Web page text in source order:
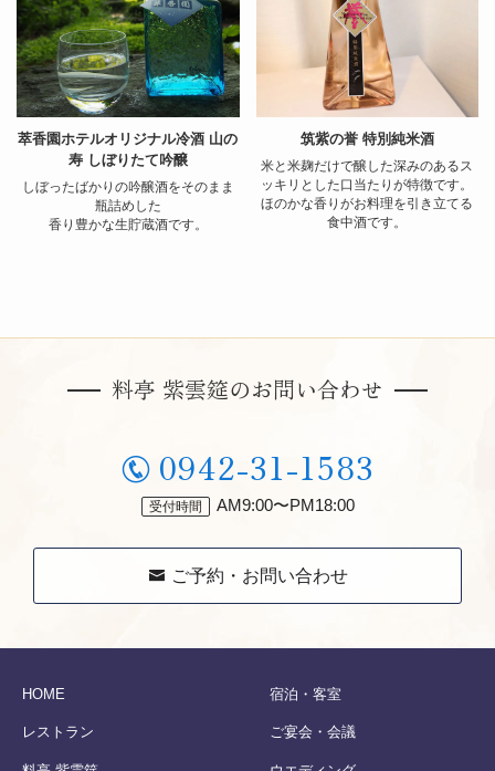
萃香園ホテルオリジナル冷酒 山の
寿 しぼりたて吟醸
しぼったばかりの吟醸酒をそのまま
瓶詰めした
香り豊かな生貯蔵酒です。
筑紫の誉 特別純米酒
米と米麹だけで醸した深みのあるス
ッキリとした口当たりが特徴です。
ほのかな香りがお料理を引き立てる
食中酒です。
料亭 紫雲筵のお問い合わせ
0942-31-1583
AM9:00〜PM18:00
ご予約・お問い合わせ
HOME 宿泊・客室
レストラン ご宴会・会議